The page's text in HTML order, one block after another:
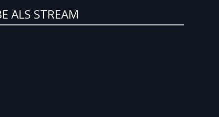
ALS STREAM